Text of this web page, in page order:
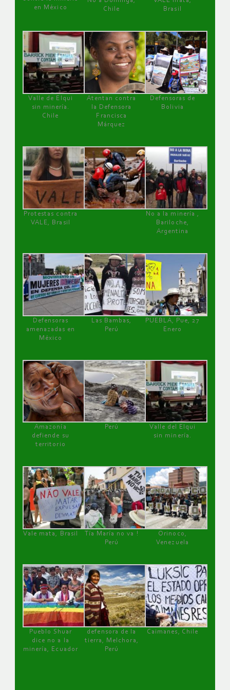
en México
Chile
Brasil
Valle de Elqui
sin minería.
Chile
Atentan contra
la Defensora
Francisca
Márquez
Defensoras de
Bolivia
Protestas contra
VALE, Brasil
No a la minería ,
Bariloche,
Argentina
Defensoras
amenazadas en
México
Las Bambas,
Perú
PUEBLA, Pue, 27
Enero
Amazonía
defiende su
territorio
Perú
Valle del Elqui
sin minería.
Vale mata, Brasil
Tía María no va !
Perú
Orinoco,
Venezuela
Pueblo Shuar
dice no a la
minería, Ecuador
defensora de la
tierra, Melchora,
Perú
Caimanes, Chile